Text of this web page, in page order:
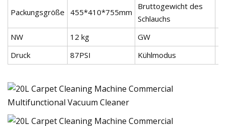
Packungsgröße 455*410*755mm
Bruttogewicht des
Schlauchs
NW 12 kg GW
Druck
87PSI Kühlmodus